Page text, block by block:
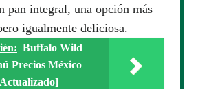
pan integral, una opción más
igualmente deliciosa.
Buffalo Wild
Precios México